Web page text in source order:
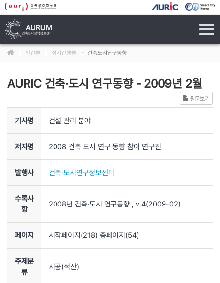
발간물 정기간행물 건축도시연구동향
AURIC 건축·도시 연구동향- 2009년 2월
원문보기
기사명 건설 관리 분야
저자명 2008 건축·도시 연구 동향 참여 연구진
발행사 건축·도시연구정보센터
수록사
항
2008년 건축·도시 연구동향 , v.4(2009-02)
페이지 시작페이지(218) 총페이지(54)
주제분
류
시공(적산)